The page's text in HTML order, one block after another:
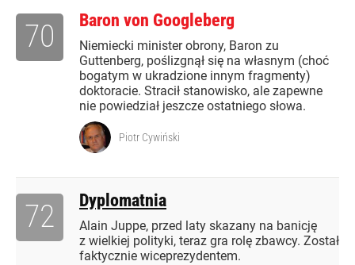
Baron von Googleberg
Niemiecki minister obrony, Baron zu
Guttenberg, poślizgnął się na własnym (choć
bogatym w ukradzione innym fragmenty)
doktoracie. Stracił stanowisko, ale zapewne
nie powiedział jeszcze ostatniego słowa.
70
Piotr Cywiński
Dyplomatnia
Alain Juppe, przed laty skazany na banicję
z wielkiej polityki, teraz gra rolę zbawcy. Został
faktycznie wiceprezydentem.
72